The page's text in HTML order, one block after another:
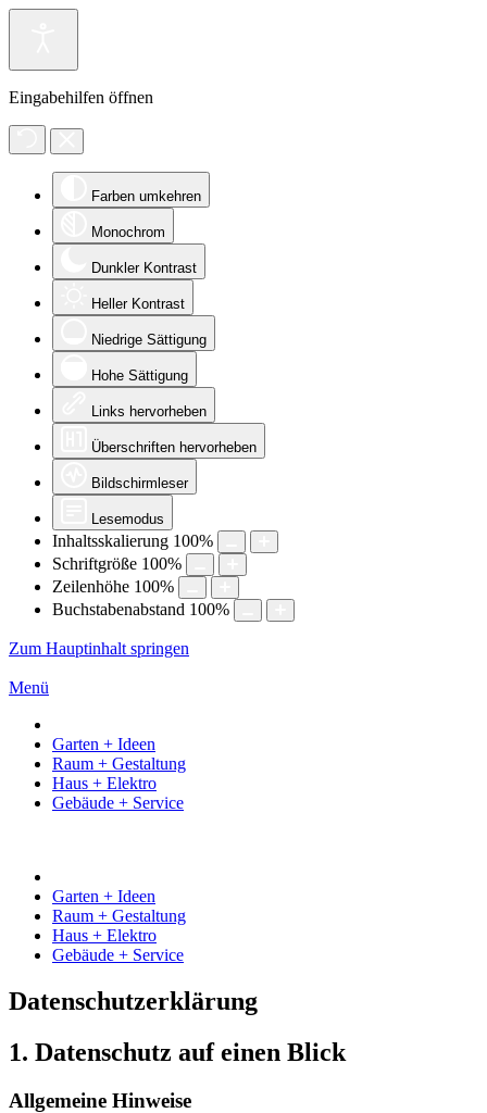
Eingabehilfen öffnen
Farben umkehren
Monochrom
Dunkler Kontrast
Heller Kontrast
Niedrige Sättigung
Hohe Sättigung
Links hervorheben
Überschriften hervorheben
Bildschirmleser
Lesemodus
Inhaltsskalierung 100%
Schriftgröße 100%
Zeilenhöhe 100%
Buchstabenabstand 100%
Zum Hauptinhalt springen
Menü
Garten + Ideen
Raum + Gestaltung
Haus + Elektro
Gebäude + Service
Garten + Ideen
Raum + Gestaltung
Haus + Elektro
Gebäude + Service
Datenschutz­erklärung
1. Datenschutz auf einen Blick
Allgemeine Hinweise